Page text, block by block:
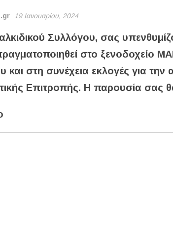
19 Ιανουαρίου, 2024
Συλλόγου, σας
στο ξενοδοχείο
στη συνέχεια εκλογές για την
Επιτροπής. Η παρουσία σας θα